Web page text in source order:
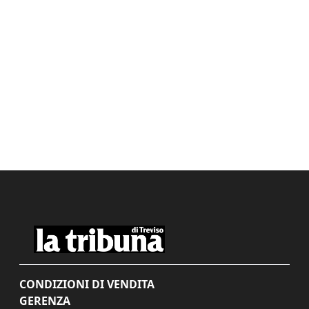
CONDIZIONI DI VENDITA
GERENZA